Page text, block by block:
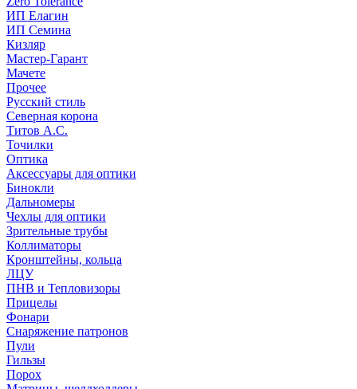
ИП Елагин
ИП Семина
Кизляр
Мастер-Гарант
Мачете
Прочее
Русский стиль
Северная корона
Титов А.С.
Точилки
Оптика
Аксессуары для оптики
Бинокли
Дальномеры
Чехлы для оптики
Зрительные трубы
Коллиматоры
Кронштейны, кольца
ЛЦУ
ПНВ и Тепловизоры
Прицелы
Фонари
Снаряжение патронов
Пули
Гильзы
Порох